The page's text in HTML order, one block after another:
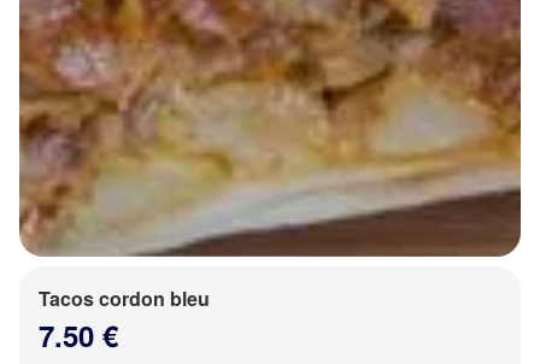
Tacos cordon bleu
7.50 €